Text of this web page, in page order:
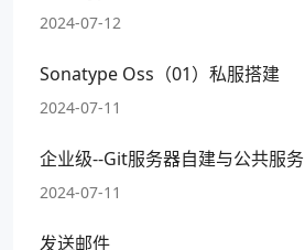
2024-07-12
Sonatype Oss（01）私服搭建
2024-07-11
企业级--Git服务器自建与公共服务
2024-07-11
发送邮件